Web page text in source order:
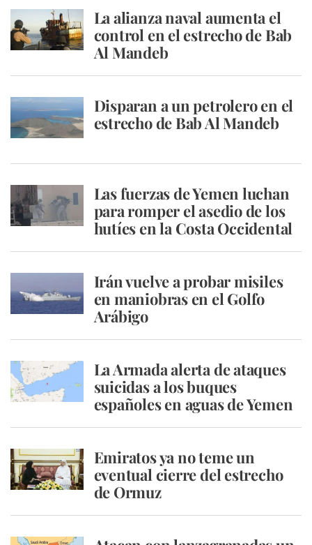
La alianza naval aumenta el
control en el estrecho de Bab
Al Mandeb
Disparan a un petrolero en el
estrecho de Bab Al Mandeb
Las fuerzas de Yemen luchan
para romper el asedio de los
hutíes en la Costa Occidental
Irán vuelve a probar misiles
en maniobras en el Golfo
Arábigo
La Armada alerta de ataques
suicidas a los buques
españoles en aguas de Yemen
Emiratos ya no teme un
eventual cierre del estrecho
de Ormuz